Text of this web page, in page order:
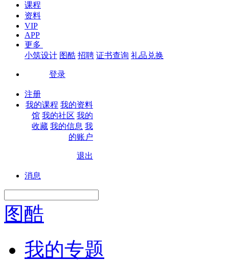
课程
资料
VIP
APP
更多
小筑设计 图酷 招聘 证书查询 礼品兑换
登录
注册
我的课程 我的资料
馆 我的社区 我的
收藏 我的信息 我
的账户
退出
消息
图酷
我的专题